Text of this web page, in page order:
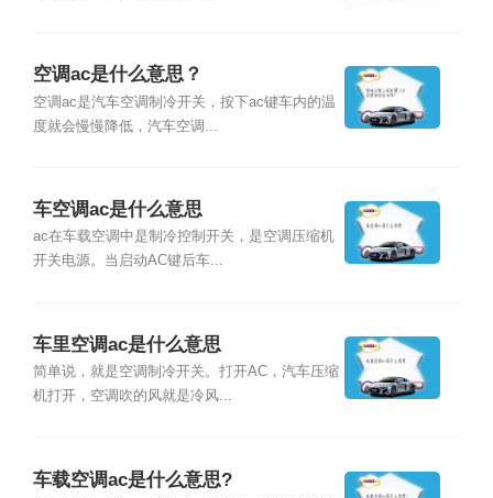
空调ac是什么意思？
空调ac是汽车空调制冷开关，按下ac键车内的温
度就会慢慢降低，汽车空调...
车空调ac是什么意思
ac在车载空调中是制冷控制开关，是空调压缩机
开关电源。当启动AC键后车...
车里空调ac是什么意思
简单说，就是空调制冷开关。打开AC，汽车压缩
机打开，空调吹的风就是冷风...
车载空调ac是什么意思?